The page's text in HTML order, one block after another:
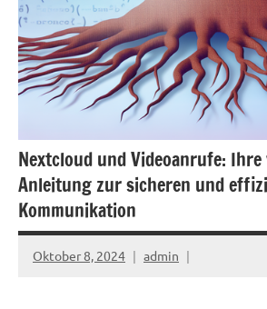
Nextcloud und Videoanrufe:
Anleitung zur sicheren und
Kommunikation
Oktober 8, 2024 admin